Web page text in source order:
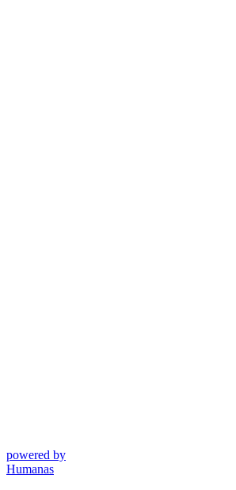
powered by
Humanas